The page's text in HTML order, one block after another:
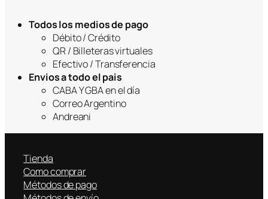
Todos los medios de pago
Débito / Crédito
QR / Billeteras virtuales
Efectivo / Transferencia
Envios a todo el pais
CABA Y GBA en el día
Correo Argentino
Andreani
Tienda
Como comprar
Métodos de pago